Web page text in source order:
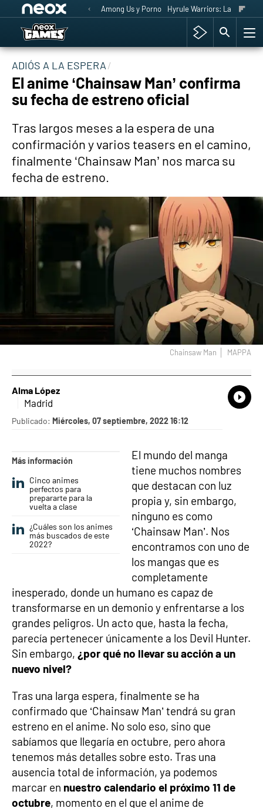
Among Us y Porno Hyrule Warriors: La Era del
ADIÓS A LA ESPERA
El anime ‘Chainsaw Man’ confirma
su fecha de estreno oficial
Tras largos meses a la espera de una
confirmación y varios teasers en el camino,
finalmente ‘Chainsaw Man’ nos marca su
fecha de estreno.
Chainsaw Man MAPPA
Alma López
Madrid
Publicado: Miércoles, 07 septiembre, 2022 16:12
Más información
Cinco animes
perfectos para
prepararte para la
vuelta a clase
¿Cuáles son los animes
más buscados de este
2022?
El mundo del manga
tiene muchos nombres
que destacan con luz
propia y, sin embargo,
ninguno es como
‘Chainsaw Man’. Nos
encontramos con uno de
los mangas que es
completamente
inesperado, donde un humano es capaz de
transformarse en un demonio y enfrentarse a los
grandes peligros. Un acto que, hasta la fecha,
parecía pertenecer únicamente a los Devil Hunter.
Sin embargo, ¿por qué no llevar su acción a un
nuevo nivel?
Tras una larga espera, finalmente se ha
confirmado que ‘Chainsaw Man’ tendrá su gran
estreno en el anime. No solo eso, sino que
sabíamos que llegaría en octubre, pero ahora
tenemos más detalles sobre esto. Tras una
ausencia total de información, ya podemos
marcar en nuestro calendario el próximo 11 de
octubre, momento en el que el anime de